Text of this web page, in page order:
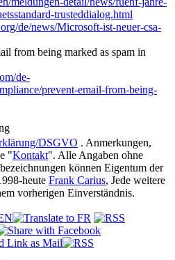
trusteddialog.html
de/news/Microsoft-ist-neuer-csa-
from being marked as spam in
de-
prevent-email-from-being-
DSGVO . Anmerkungen,
"Kontakt". Alle Angaben ohne
können Eigentum der
heute Frank Carius, Jede weitere
vorherigen Einverständnis.